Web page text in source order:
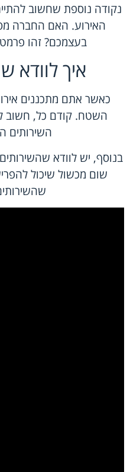
נקודה נוספת שחשוב
האירוע. האם החברה
בעצמכם? זהו
איך לוודא
כאשר אתם מתכננים
השטח. קודם כל, חשוב
השירותים
בנוסף, יש לוודא
שום מכשול שיכול